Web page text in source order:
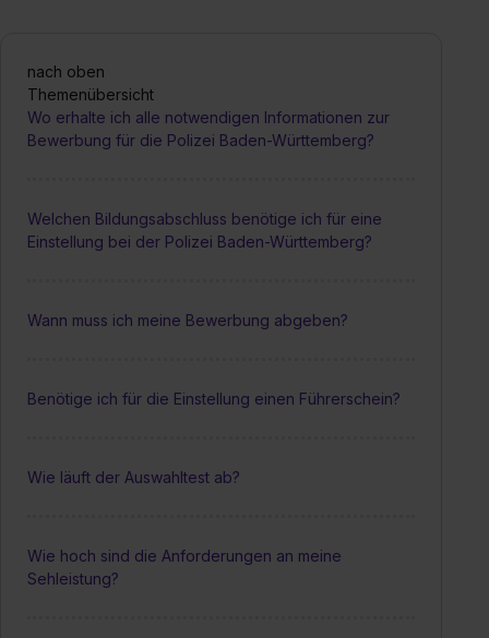
nach oben
Themenübersicht
Wo erhalte ich alle notwendigen Informationen zur
Bewerbung für die Polizei Baden-Württemberg?
Welchen Bildungsabschluss benötige ich für eine
Einstellung bei der Polizei Baden-Württemberg?
Wann muss ich meine Bewerbung abgeben?
Benötige ich für die Einstellung einen Führerschein?
Wie läuft der Auswahltest ab?
Wie hoch sind die Anforderungen an meine
Sehleistung?